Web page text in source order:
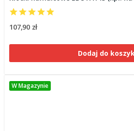
107,90 zł
Dodaj do
W Magazynie